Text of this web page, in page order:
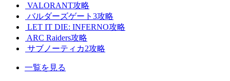
VALORANT攻略
バルダーズゲート3攻略
LET IT DIE: INFERNO攻略
ARC Raiders攻略
サブノーティカ2攻略
一覧を見る